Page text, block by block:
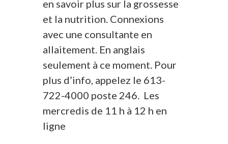
en savoir plus sur la grossesse
et la nutrition. Connexions
avec une consultante en
allaitement. En anglais
seulement à ce moment. Pour
plus d’info, appelez le 613-
722-4000 poste 246. Les
mercredis de 11 h à 12 h en
ligne